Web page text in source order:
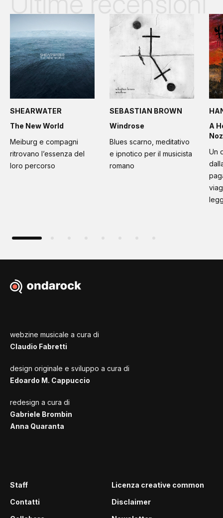
SHEARWATER
The New World
Meiburg e compagni
ritrovano l’essenza del
loro percorso
SEBASTIAN BROWN
Windrose
Blues scarno, meditativo
e ipnotico per il musicista
romano
A
Noz
Un
webzine musicale a cura di
Claudio Fabretti
design originale e sviluppo a cura di
Edoardo M. Cappuccio
redesign a cura di
Gabriele Brombin
Anna Quaranta
Staff
Contatti
Licenza creative common
Disclaimer